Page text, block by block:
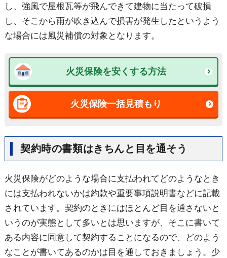
し、強風で屋根瓦等が飛んできて建物に当たって破損
し、そこから雨が吹き込んで損害が発生したというよう
な場合には風災補償の対象となります。
火災保険を安くする方法
火災保険一括見積もり
契約時の書類はきちんと目を通そう
火災保険がどのような場合に支払われてどのようなとき
には支払われないかは約款や重要事項説明書などに記載
されています。契約のときにはほとんど目を通さないと
いうのが実態として多いとは思いますが、そこに書いて
ある内容に同意して契約することになるので、どのよう
なことが書いてあるのかは目を通しておきましょう。少